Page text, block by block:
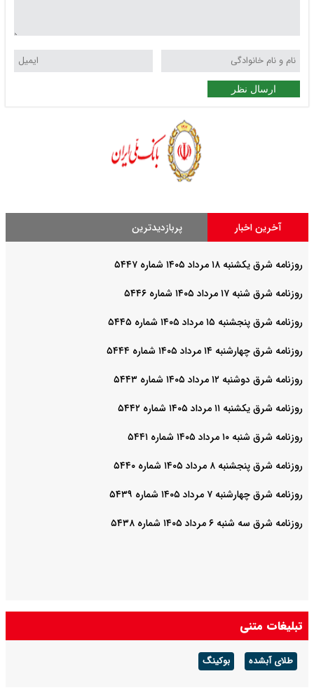
ارسال نظر
آخرین اخبار پربازدیدترین
روزنامه شرق یکشنبه ۱۸ مرداد ۱۴۰۵ شماره ۵۴۴۷
روزنامه شرق شنبه ۱۷ مرداد ۱۴۰۵ شماره ۵۴۴۶
روزنامه شرق پنجشنبه ۱۵ مرداد ۱۴۰۵ شماره ۵۴۴۵
روزنامه شرق چهارشنبه ۱۴ مرداد ۱۴۰۵ شماره ۵۴۴۴
روزنامه شرق دوشنبه ۱۲ مرداد ۱۴۰۵ شماره ۵۴۴۳
روزنامه شرق یکشنبه ۱۱ مرداد ۱۴۰۵ شماره ۵۴۴۲
روزنامه شرق شنبه ۱۰ مرداد ۱۴۰۵ شماره ۵۴۴۱
روزنامه شرق پنجشنبه ۸ مرداد ۱۴۰۵ شماره ۵۴۴۰
روزنامه شرق چهارشنبه ۷ مرداد ۱۴۰۵ شماره ۵۴۳۹
روزنامه شرق سه شنبه ۶ مرداد ۱۴۰۵ شماره ۵۴۳۸
تبلیغات متنی
طلای آبشده بوکینگ